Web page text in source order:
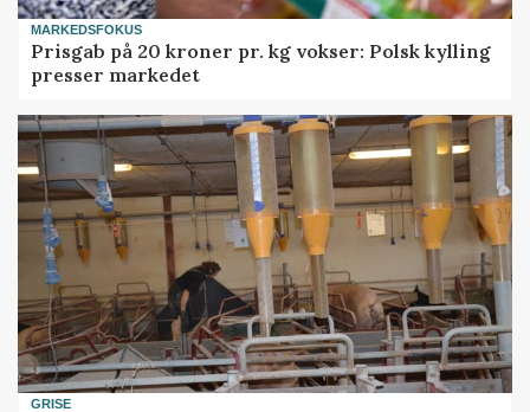
MARKEDSFOKUS
Prisgab på 20 kroner pr. kg vokser: Polsk kylling
presser markedet
GRISE